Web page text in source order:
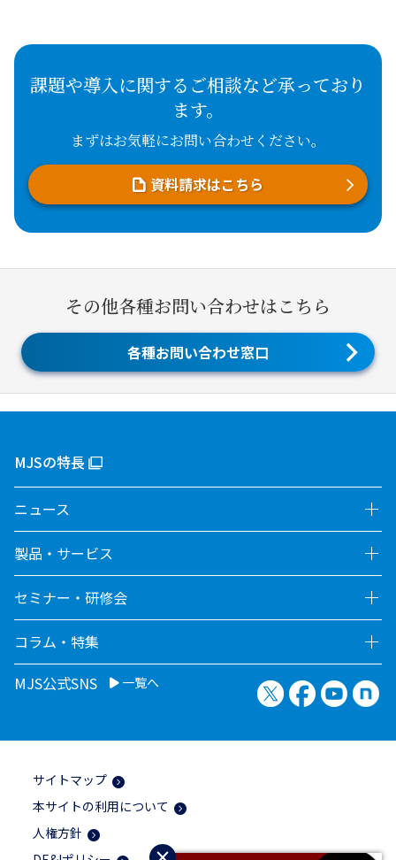
課題や導入に関するご相談など承っており
ます。
まずはお気軽にお問い合わせください。
資料請求はこちら
その他各種お問い合わせはこちら
各種お問い合わせ窓口
MJSの特長
ニュース
製品・サービス
セミナー・研修会
コラム・特集
MJS公式SNS
一覧へ X（旧Twitter）
Facebook
サイトマップ
本サイトの利用について
人権方針